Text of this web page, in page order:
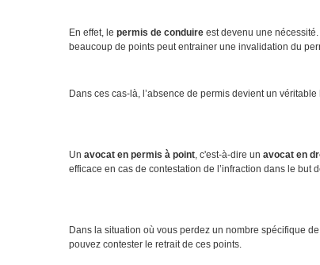
En effet, le permis de conduire est devenu une
beaucoup de points peut entrainer une invalidation du
Dans ces cas-là, l’absence de permis devient un
Un avocat en permis à point, c'est-à-dire un avocat en
efficace en cas de contestation de l’infraction dans le but
Dans la situation où vous perdez un nombre spécifique
pouvez contester le retrait de ces points.